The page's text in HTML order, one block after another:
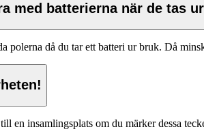
med batterierna när de tas
polerna då du tar ett batteri ur bruk. Då
en insamlingsplats om du märker dessa